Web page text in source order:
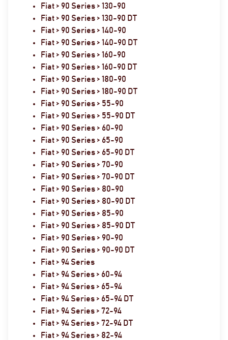
Fiat > 90 Series > 130-90
Fiat > 90 Series > 130-90 DT
Fiat > 90 Series > 140-90
Fiat > 90 Series > 140-90 DT
Fiat > 90 Series > 160-90
Fiat > 90 Series > 160-90 DT
Fiat > 90 Series > 180-90
Fiat > 90 Series > 180-90 DT
Fiat > 90 Series > 55-90
Fiat > 90 Series > 55-90 DT
Fiat > 90 Series > 60-90
Fiat > 90 Series > 65-90
Fiat > 90 Series > 65-90 DT
Fiat > 90 Series > 70-90
Fiat > 90 Series > 70-90 DT
Fiat > 90 Series > 80-90
Fiat > 90 Series > 80-90 DT
Fiat > 90 Series > 85-90
Fiat > 90 Series > 85-90 DT
Fiat > 90 Series > 90-90
Fiat > 90 Series > 90-90 DT
Fiat > 94 Series
Fiat > 94 Series > 60-94
Fiat > 94 Series > 65-94
Fiat > 94 Series > 65-94 DT
Fiat > 94 Series > 72-94
Fiat > 94 Series > 72-94 DT
Fiat > 94 Series > 82-94